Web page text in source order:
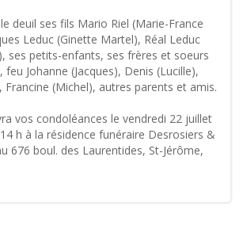
deuil ses fils Mario Riel (Marie-France
Leduc (Ginette Martel), Réal Leduc
ses petits-enfants, ses frères et soeurs
feu Johanne (Jacques), Denis (Lucille),
Francine (Michel), autres parents et amis.
vos condoléances le vendredi 22 juillet
h à la résidence funéraire Desrosiers &
676 boul. des Laurentides, St-Jérôme,